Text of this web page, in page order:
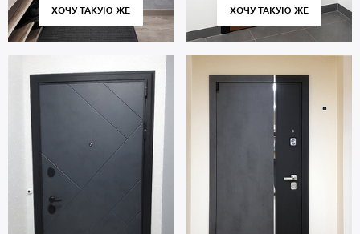
ХОЧУ ТАКУЮ ЖЕ ХОЧУ ТАКУЮ ЖЕ